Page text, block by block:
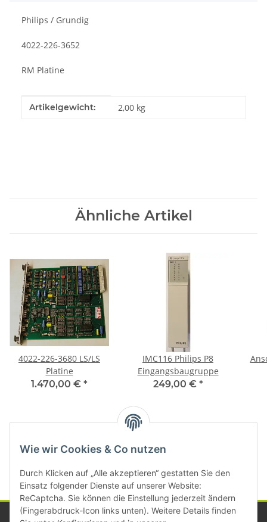
Wie wir Cookies & Co nutzen
Durch Klicken auf „Alle akzeptieren“ gestatten Sie den
Einsatz folgender Dienste auf unserer Website:
ReCaptcha. Sie können die Einstellung jederzeit ändern
(Fingerabdruck-Icon links unten). Weitere Details finden
Philips / Grundig
4022-226-3652
RM Platine
Produkteigenschaft
Wert
Artikelgewicht: 2,00 kg
Ähnliche Artikel
4022-226-3680 LS/LS
Platine
1.470,00 € *
IMC116 Philips P8
Eingangsbaugruppe
249,00 € *
Kategorien